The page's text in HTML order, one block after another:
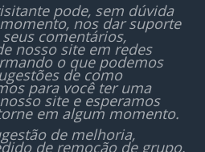
pode, sem dúvida
nos dar suporte
comentários,
nosso site em redes
o que podemos
de como
para você ter uma
site e esperamos
em algum momento.
de melhoria,
de remoção de grupo,